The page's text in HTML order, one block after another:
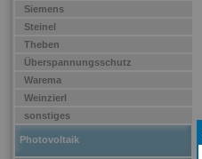
Siemens
Steinel
Theben
Überspannungsschutz
Warema
Weinzierl
sonstiges
Photovoltaik